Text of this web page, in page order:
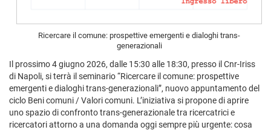
Ricercare il comune: prospettive emergenti e dialoghi trans-
generazionali
Il prossimo 4 giugno 2026, dalle 15:30 alle 18:30, presso il Cnr-Iriss
di Napoli, si terrà il seminario “Ricercare il comune: prospettive
emergenti e dialoghi trans-generazionali”, nuovo appuntamento del
ciclo Beni comuni / Valori comuni. L’iniziativa si propone di aprire
uno spazio di confronto trans-generazionale tra ricercatrici e
ricercatori attorno a una domanda oggi sempre più urgente: cosa